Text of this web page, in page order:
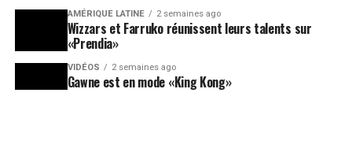
AMÉRIQUE LATINE 2 semaines ago
Wizzars et Farruko réunissent leurs talents sur
«Prendia»
VIDÉOS 2 semaines ago
Gawne est en mode «King Kong»